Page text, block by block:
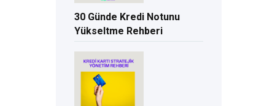
30 Günde Kredi Notunu
Yükseltme Rehberi